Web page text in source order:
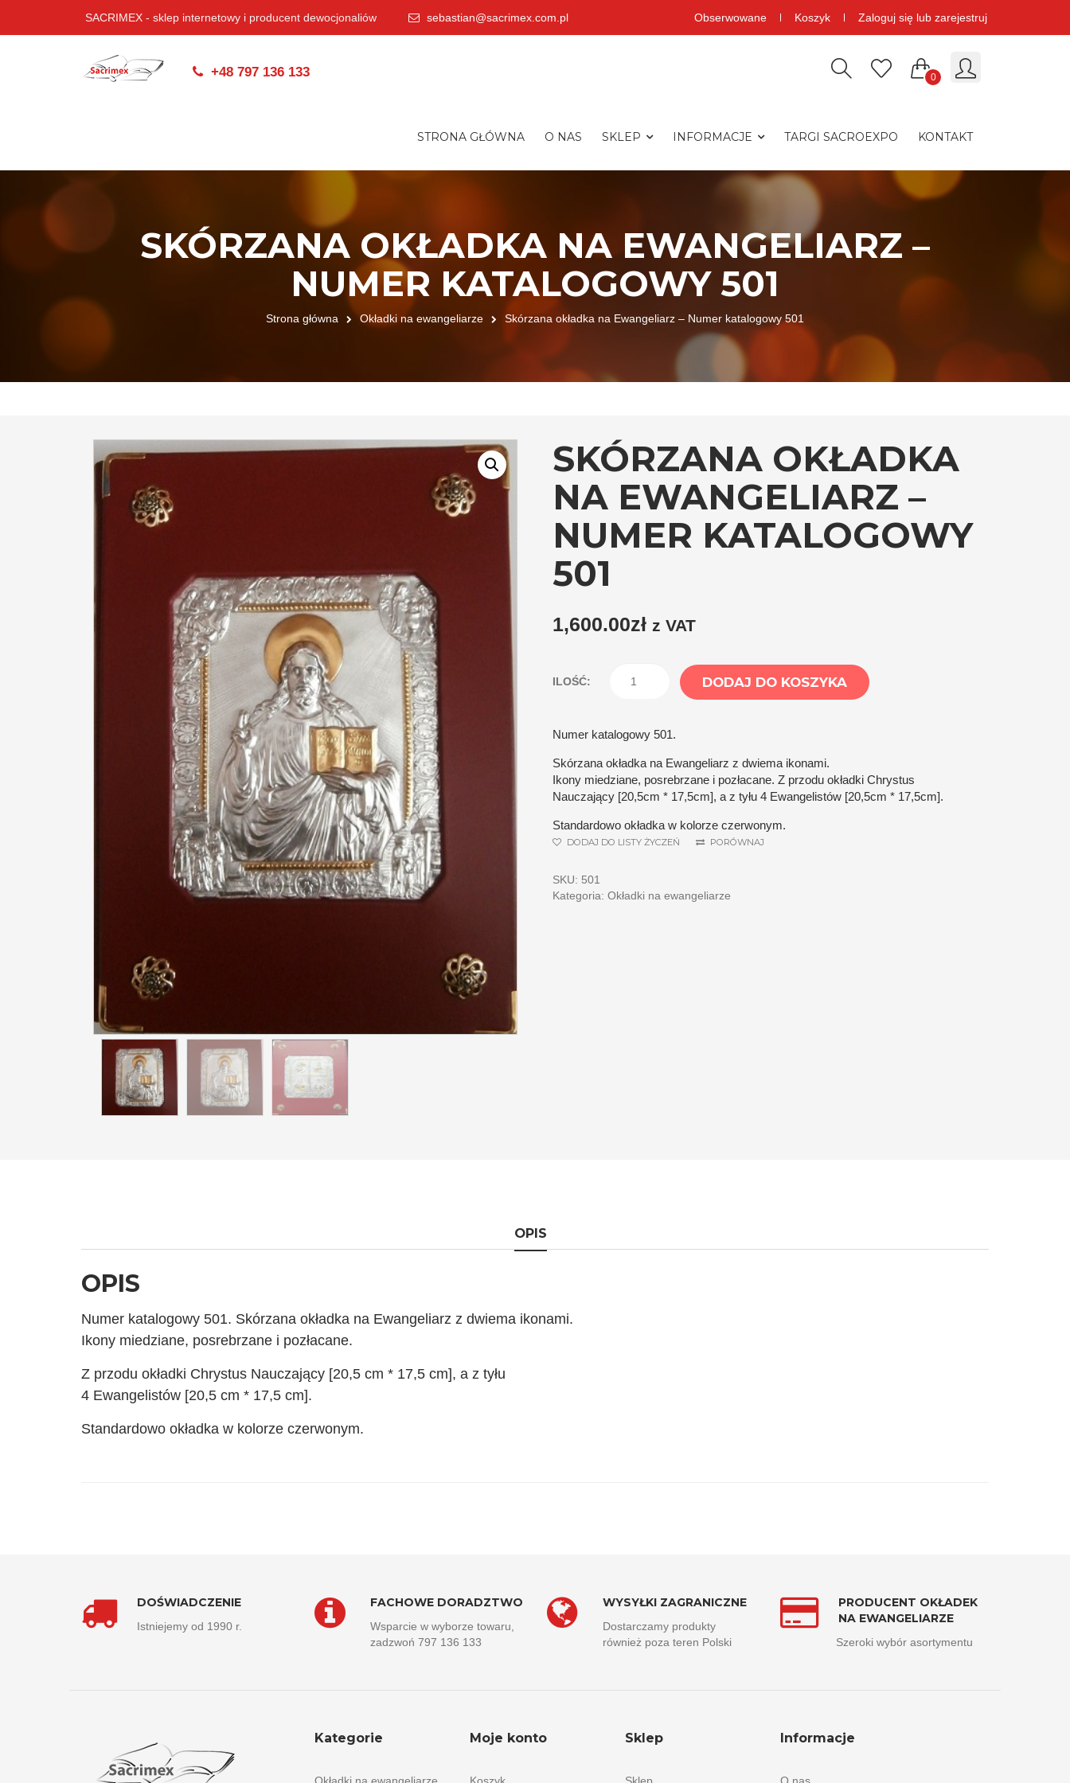
SACRIMEX - sklep internetowy i producent dewocjonaliów sebastian@sacrimex.com.pl Obserwowane Koszyk Zaloguj się lub zarejestruj
+48 797 136 133 0
STRONA GŁÓWNA O NAS SKLEP INFORMACJE TARGI SACROEXPO KONTAKT
SKÓRZANA OKŁADKA NA EWANGELIARZ –
NUMER KATALOGOWY 501
Strona główna Okładki na ewangeliarze Skórzana okładka na Ewangeliarz – Numer katalogowy 501
SKÓRZANA OKŁADKA
NA EWANGELIARZ –
NUMER KATALOGOWY
501
1,600.00zł z VAT
ILOŚĆ:
ilość
Ewangeliarz
-
Numer
katalogowy
DODAJ DO KOSZYKA
Numer katalogowy 501.
Skórzana okładka na Ewangeliarz z dwiema ikonami.
Ikony miedziane, posrebrzane i pozłacane. Z przodu okładki Chrystus
Nauczający [20,5cm * 17,5cm], a z tyłu 4 Ewangelistów [20,5cm * 17,5cm].
Standardowo okładka w kolorze czerwonym.
DODAJ DO LISTY ŻYCZEŃ PORÓWNAJ
SKU: 501
Kategoria:Okładki na ewangeliarze
OPIS
OPIS
Numer katalogowy 501. Skórzana okładka na Ewangeliarz z dwiema ikonami.
Ikony miedziane, posrebrzane i pozłacane.
Z przodu okładki Chrystus Nauczający [20,5 cm * 17,5 cm], a z tyłu
4 Ewangelistów [20,5 cm * 17,5 cm].
Standardowo okładka w kolorze czerwonym.
DOŚWIADCZENIE
Istniejemy od 1990 r.
FACHOWE DORADZTWO
Wsparcie w wyborze towaru,
zadzwoń 797 136 133
WYSYŁKI ZAGRANICZNE
Dostarczamy produkty
również poza teren Polski
PRODUCENT OKŁADEK
NA EWANGELIARZE
Szeroki wybór asortymentu
Kategorie
Okładki na ewangeliarze
Moje konto
Koszyk
Sklep
Sklep
Informacje
O nas